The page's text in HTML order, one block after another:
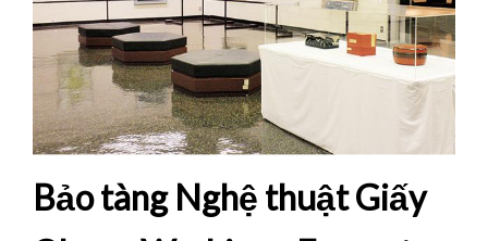
Bảo tàng Nghệ thuật Giấy